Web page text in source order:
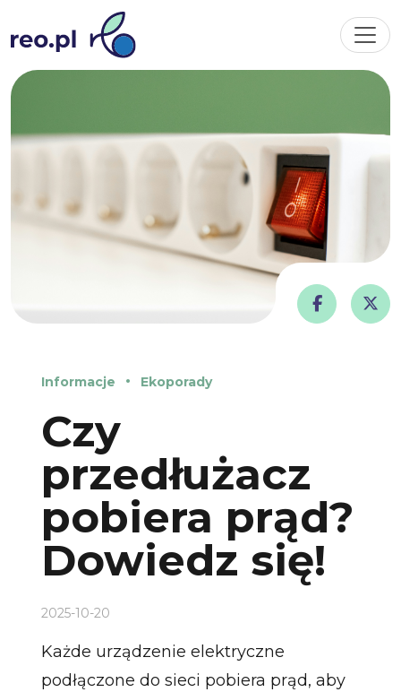
Informacje Ekoporady
Czy
przedłużacz
pobiera prąd?
Dowiedz się!
2025-10-20
Każde urządzenie elektryczne
podłączone do sieci pobiera prąd, aby